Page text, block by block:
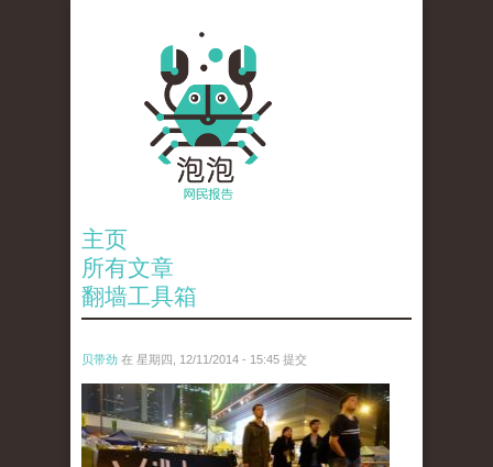
主页
所有文章
翻墙工具箱
贝带劲 在 星期四, 12/11/2014 - 15:45 提交
reporters_18475535.jpg